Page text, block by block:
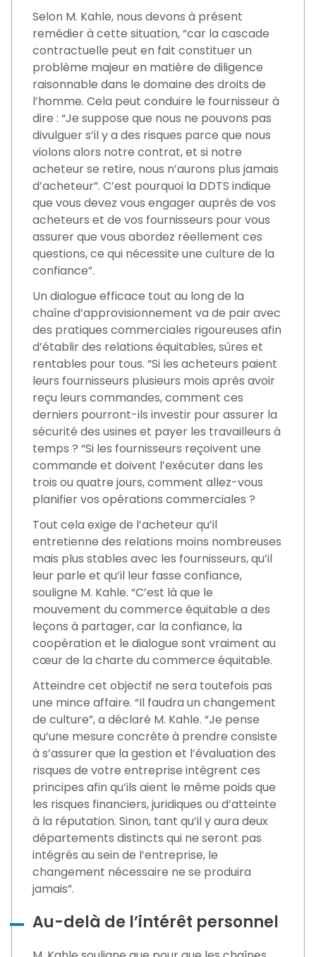
Selon M. Kahle, nous devons à présent
remédier à cette situation, “car la cascade
contractuelle peut en fait constituer un
problème majeur en matière de diligence
raisonnable dans le domaine des droits de
l’homme. Cela peut conduire le fournisseur à
dire : “Je suppose que nous ne pouvons pas
divulguer s’il y a des risques parce que nous
violons alors notre contrat, et si notre
acheteur se retire, nous n’aurons plus jamais
d’acheteur”. C’est pourquoi la DDTS indique
que vous devez vous engager auprès de vos
acheteurs et de vos fournisseurs pour vous
assurer que vous abordez réellement ces
questions, ce qui nécessite une culture de la
confiance”.
Un dialogue efficace tout au long de la
chaîne d’approvisionnement va de pair avec
des pratiques commerciales rigoureuses afin
d’établir des relations équitables, sûres et
rentables pour tous. “Si les acheteurs paient
leurs fournisseurs plusieurs mois après avoir
reçu leurs commandes, comment ces
derniers pourront-ils investir pour assurer la
sécurité des usines et payer les travailleurs à
temps ? “Si les fournisseurs reçoivent une
commande et doivent l’exécuter dans les
trois ou quatre jours, comment allez-vous
planifier vos opérations commerciales ?
Tout cela exige de l’acheteur qu’il
entretienne des relations moins nombreuses
mais plus stables avec les fournisseurs, qu’il
leur parle et qu’il leur fasse confiance,
souligne M. Kahle. “C’est là que le
mouvement du commerce équitable a des
leçons à partager, car la confiance, la
coopération et le dialogue sont vraiment au
cœur de la charte du commerce équitable.
Atteindre cet objectif ne sera toutefois pas
une mince affaire. “Il faudra un changement
de culture”, a déclaré M. Kahle. “Je pense
qu’une mesure concrète à prendre consiste
à s’assurer que la gestion et l’évaluation des
risques de votre entreprise intègrent ces
principes afin qu’ils aient le même poids que
les risques financiers, juridiques ou d’atteinte
à la réputation. Sinon, tant qu’il y aura deux
départements distincts qui ne seront pas
intégrés au sein de l’entreprise, le
changement nécessaire ne se produira
jamais”.
Au-delà de l’intérêt personnel